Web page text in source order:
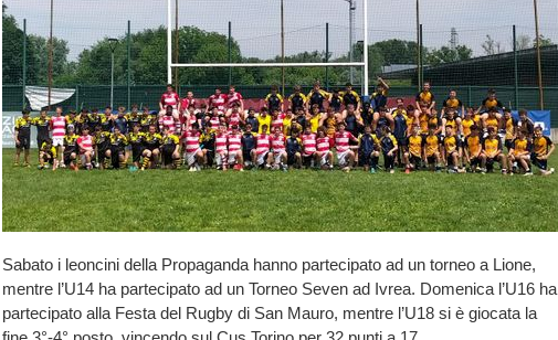
Sabato i leoncini della Propaganda hanno partecipato ad un torneo a Lione,
mentre l’U14 ha partecipato ad un Torneo Seven ad Ivrea. Domenica l’U16 ha
partecipato alla Festa del Rugby di San Mauro, mentre l’U18 si è giocata la